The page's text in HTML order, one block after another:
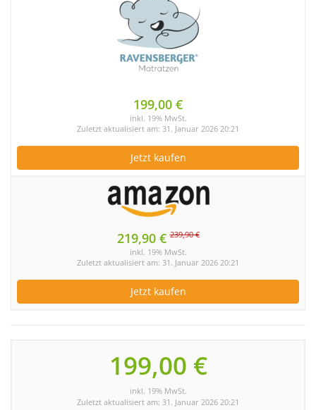
199,00 €
inkl. 19% MwSt.
Zuletzt aktualisiert am: 31. Januar 2026 20:21
Jetzt kaufen
219,90 €239,90 €
inkl. 19% MwSt.
Zuletzt aktualisiert am: 31. Januar 2026 20:21
Jetzt kaufen
199,00 €
inkl. 19% MwSt.
Zuletzt aktualisiert am: 31. Januar 2026 20:21